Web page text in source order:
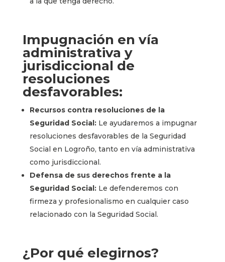
Impugnación en vía
administrativa y
jurisdiccional de
resoluciones
desfavorables:
Recursos contra resoluciones de la
Seguridad Social:Le ayudaremos a impugnar
resoluciones desfavorables de la Seguridad
Social en Logroño, tanto en vía administrativa
como jurisdiccional.
Defensa de sus derechos frente a la
Seguridad Social:Le defenderemos con
firmeza y profesionalismo en cualquier caso
relacionado con la Seguridad Social.
¿Por qué elegirnos?